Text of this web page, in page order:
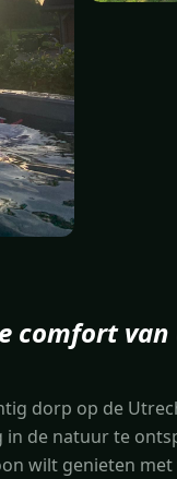
comfort
dorp op de
in de natuur te
wilt genieten